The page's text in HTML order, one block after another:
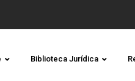
Biblioteca Jurídica